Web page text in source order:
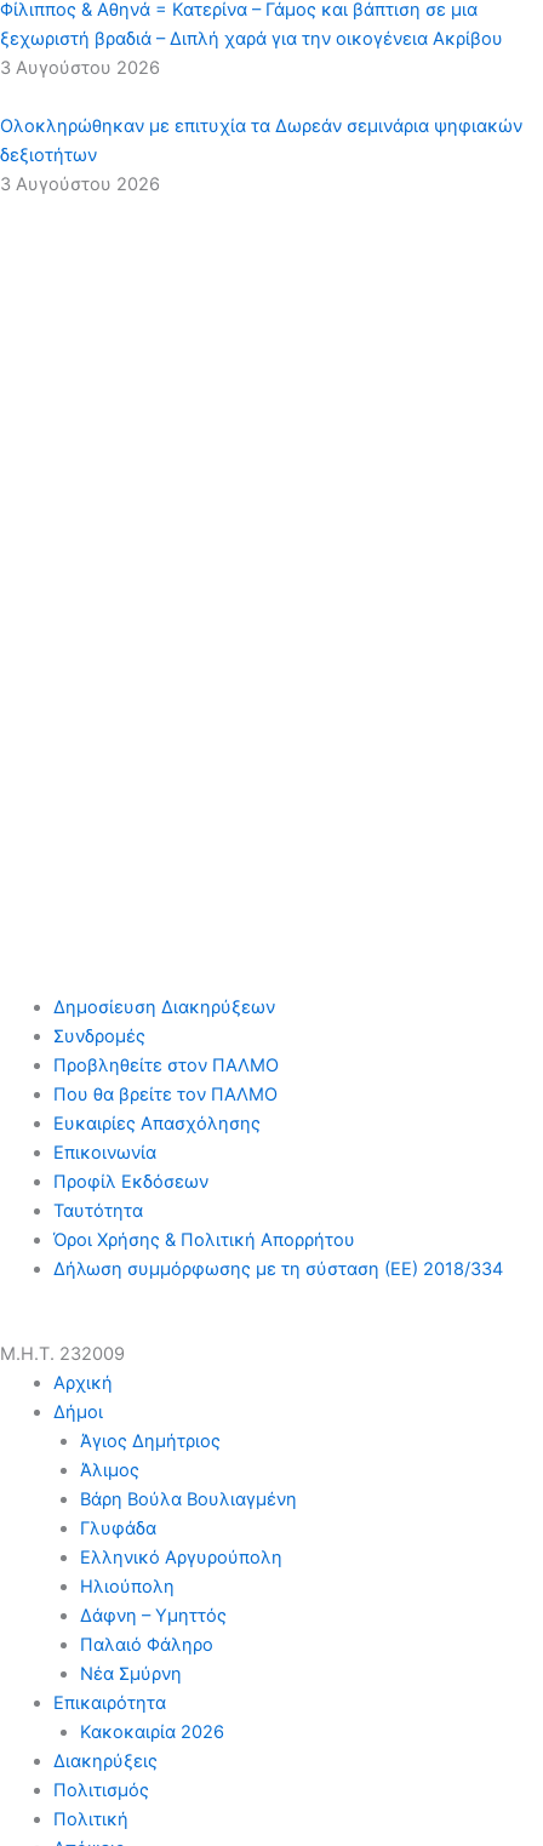
Φίλιππος & Αθηνά = Κατερίνα – Γάμος και βάπτιση σε μια
ξεχωριστή βραδιά – Διπλή χαρά για την οικογένεια Ακρίβου
3 Αυγούστου 2026
Ολοκληρώθηκαν με επιτυχία τα Δωρεάν σεμινάρια ψηφιακών
δεξιοτήτων
3 Αυγούστου 2026
Δημοσίευση Διακηρύξεων
Συνδρομές
Προβληθείτε στον ΠΑΛΜΟ
Που θα βρείτε τον ΠΑΛΜΟ
Ευκαιρίες Απασχόλησης
Επικοινωνία
Προφίλ Εκδόσεων
Ταυτότητα
Όροι Χρήσης & Πολιτική Απορρήτου
Δήλωση συμμόρφωσης με τη σύσταση (ΕΕ) 2018/334
Μ.Η.Τ. 232009
Αρχική
Δήμοι
Άγιος Δημήτριος
Άλιμος
Βάρη Βούλα Βουλιαγμένη
Γλυφάδα
Ελληνικό Αργυρούπολη
Ηλιούπολη
Δάφνη – Υμηττός
Παλαιό Φάληρο
Νέα Σμύρνη
Επικαιρότητα
Κακοκαιρία 2026
Διακηρύξεις
Πολιτισμός
Πολιτική